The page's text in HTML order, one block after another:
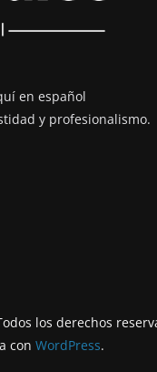
en español
y profesionalismo.
los derechos
con WordPress.